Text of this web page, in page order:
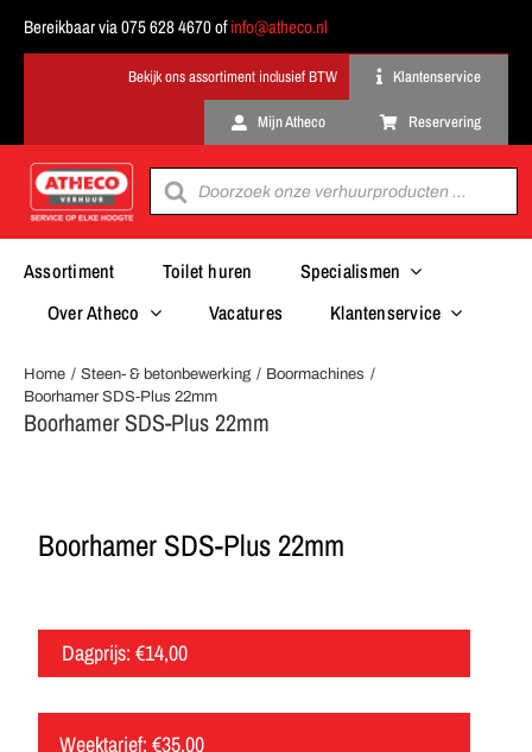
Bereikbaar via 075 628 4670 ofinfo@atheco.nl
Klantenservice
Mijn Atheco Reservering
Producten
zoeken
Assortiment Toilet huren
Specialismen
Over Atheco
Vacatures Klantenservice
Home Steen- & betonbewerking
Boormachines
Boorhamer SDS-Plus 22mm
Boorhamer SDS-Plus 22mm
Boorhamer SDS-Plus 22mm
Dagprijs: €14,00
Weektarief: €35,00